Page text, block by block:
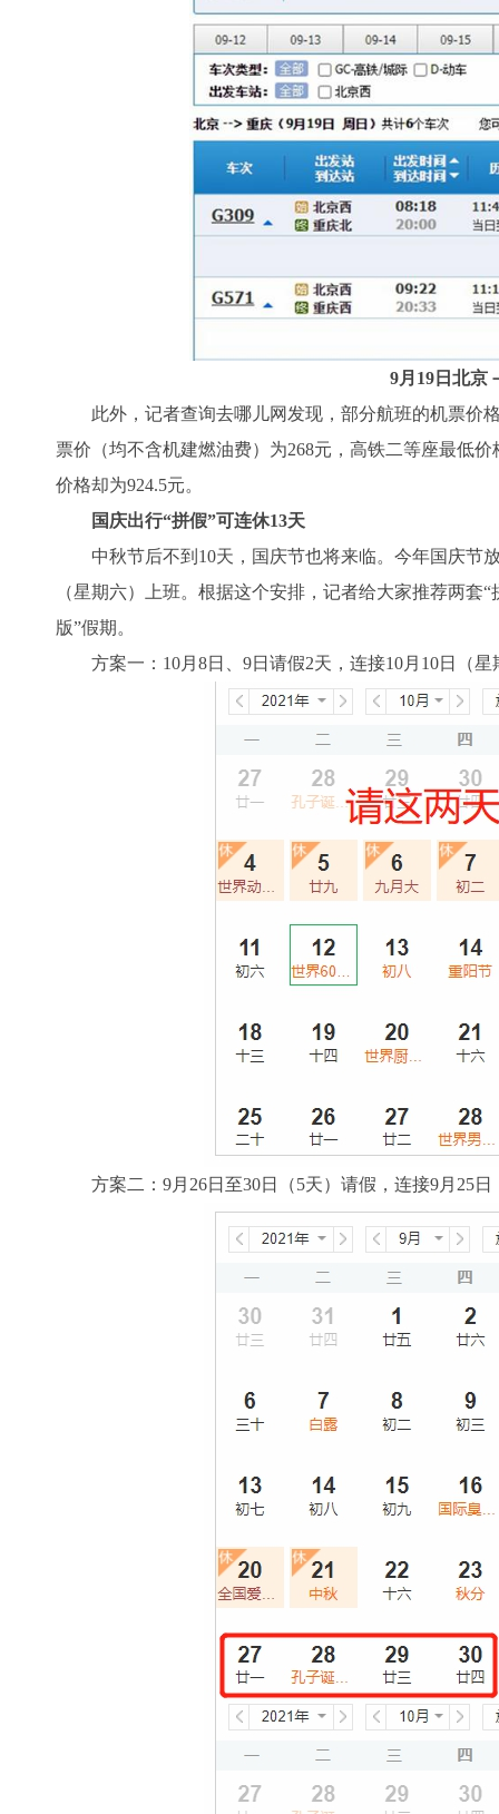
9月19日北京
此外，记者查询去哪儿网发现，部分航班的机票价
票价（均不含机建燃油费）为268元，高铁二等座最低
价格却为924.5元。
国庆出行“拼假”可连休13天
中秋节后不到10天，国庆节也将来临。今年国庆节放
（星期六）上班。根据这个安排，记者给大家推荐两套
版”假期。
方案一：10月8日、9日请假2天，连接10月10日（星
方案二：9月26日至30日（5天）请假，连接9月25